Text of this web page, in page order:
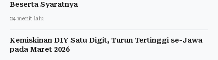
Beserta Syaratnya
24 menit lalu
Kemiskinan DIY Satu Digit, Turun Tertinggi se-Jawa
pada Maret 2026